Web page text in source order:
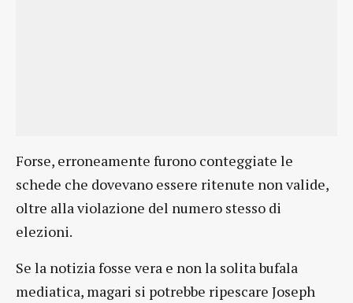
Forse, erroneamente furono conteggiate le
schede che dovevano essere ritenute non valide,
oltre alla violazione del numero stesso di
elezioni.
Se la notizia fosse vera e non la solita bufala
mediatica, magari si potrebbe ripescare Joseph